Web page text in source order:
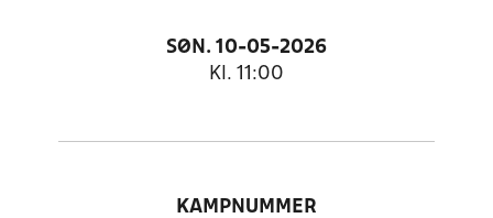
SØN. 10-05-2026
Kl. 11:00
KAMPNUMMER